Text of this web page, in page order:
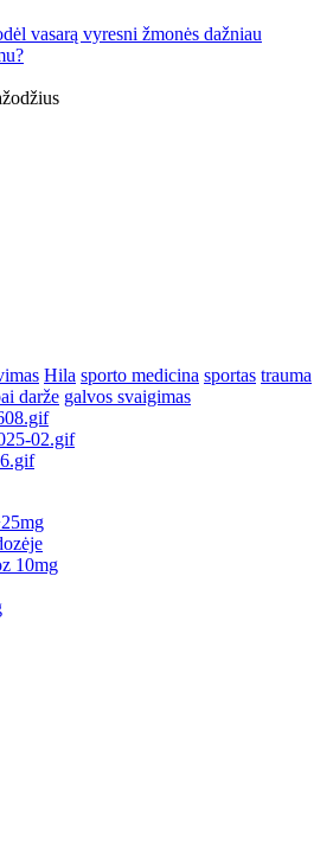
vasarą vyresni žmonės dažniau
Hila sporto medicina sportas trauma
darže galvos svaigimas
10mg